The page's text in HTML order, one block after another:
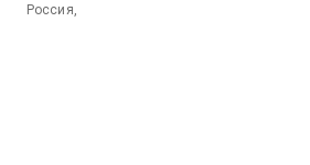
Россия,